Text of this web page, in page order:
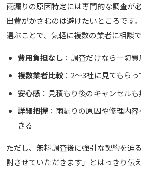
雨漏りの原因特定には専門的な調査が
出費がかさむのは避けたいところです
選ぶことで、気軽に複数の業者に相談で
費用負担なし ：調査だけなら一切
複数業者比較：2〜3社に見てもらっ
安心感：見積もり後のキャンセルも
詳細把握：雨漏りの原因や修理内
きる
ただし、無料調査後に強引な契約を迫
討させていただきます」とはっきり伝